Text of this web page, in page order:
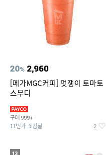
20% 2,960
[메가MGC커피] 멋쟁이 토마토
스무디
구매 999+
11번가 쇼킹딜 2
13